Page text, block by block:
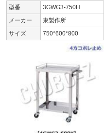
型番
3GWG3-750H
メーカー
東製作所
サイズ
750*600*800